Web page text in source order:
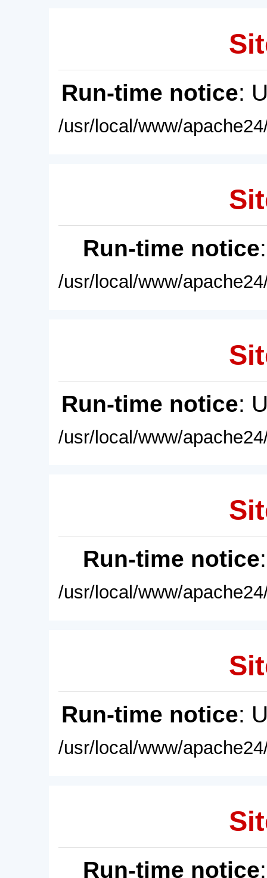
Run-time notice:
/usr/local/www/
Run-time notice
/usr/local/www/
Run-time notice:
/usr/local/www/
Run-time notice
/usr/local/www/
Run-time notice:
/usr/local/www/
Run-time notice